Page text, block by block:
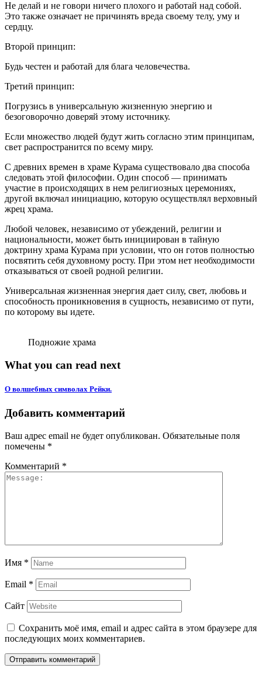
Не делай и не говори ничего плохого и работай над собой.
Это также означает не причинять вреда своему телу, уму и
сердцу.
Второй принцип:
Будь честен и работай для блага человечества.
Третий принцип:
Погрузись в универсальную жизненную энергию и
безоговорочно доверяй этому источнику.
Если множество людей будут жить согласно этим принципам,
свет распространится по всему миру.
С древних времен в храме Курама существовало два способа
следовать этой философии. Один способ — принимать
участие в происходящих в нем религиозных церемониях,
другой включал инициацию, которую осуществлял верховный
жрец храма.
Любой человек, независимо от убеждений, религии и
национальности, может быть инициирован в тайную
доктрину храма Курама при условии, что он готов полностью
посвятить себя духовному росту. При этом нет необходимости
отказываться от своей родной религии.
Универсальная жизненная энергия дает силу, свет, любовь и
способность проникновения в сущность, независимо от пути,
по которому вы идете.
Подножие храма
What you can read next
О волшебных символах Рейки.
Добавить комментарий
Ваш адрес email не будет опубликован. Обязательные поля
помечены *
Комментарий *
Имя *
Email *
Сайт
Сохранить моё имя, email и адрес сайта в этом браузере для
последующих моих комментариев.